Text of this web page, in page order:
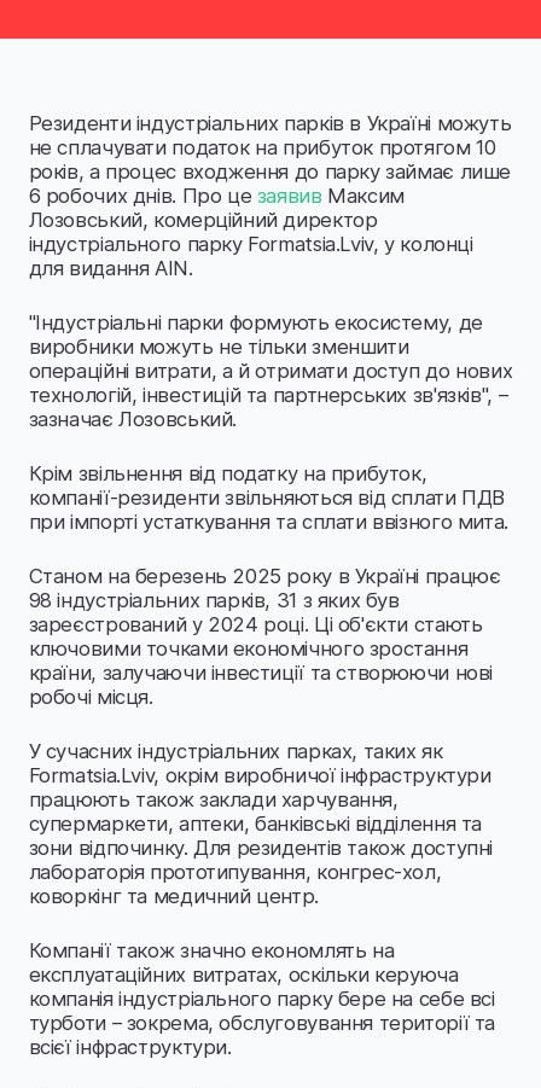
Резиденти індустріальних парків в Україні можуть
не сплачувати податок на прибуток протягом 10
років, а процес входження до парку займає лише
6 робочих днів. Про це заявив Максим
Лозовський, комерційний директор
індустріального парку Formatsia.Lviv, у колонці
для видання AIN.
"Індустріальні парки формують екосистему, де
виробники можуть не тільки зменшити
операційні витрати, а й отримати доступ до нових
технологій, інвестицій та партнерських зв'язків", –
зазначає Лозовський.
Крім звільнення від податку на прибуток,
компанії-резиденти звільняються від сплати ПДВ
при імпорті устаткування та сплати ввізного мита.
Станом на березень 2025 року в Україні працює
98 індустріальних парків, 31 з яких був
зареєстрований у 2024 році. Ці об'єкти стають
ключовими точками економічного зростання
країни, залучаючи інвестиції та створюючи нові
робочі місця.
У сучасних індустріальних парках, таких як
Formatsia.Lviv, окрім виробничої інфраструктури
працюють також заклади харчування,
супермаркети, аптеки, банківські відділення та
зони відпочинку. Для резидентів також доступні
лабораторія прототипування, конгрес-хол,
коворкінг та медичний центр.
Компанії також значно економлять на
експлуатаційних витратах, оскільки керуюча
компанія індустріального парку бере на себе всі
турботи – зокрема, обслуговування території та
всієї інфраструктури.